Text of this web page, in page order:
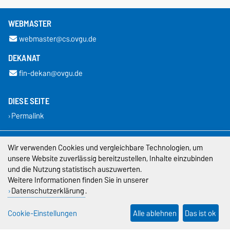
WEBMASTER
webmaster@cs.ovgu.de
DEKANAT
fin-dekan@ovgu.de
DIESE SEITE
Permalink
Impressum
Datenschutz
Barrierefreiheit
Cookie-Einstellungen
Wir verwenden Cookies und vergleichbare Technologien, um
unsere Website zuverlässig bereitzustellen, Inhalte einzubinden
und die Nutzung statistisch auszuwerten.
Weitere Informationen finden Sie in unserer
Datenschutzerklärung.
Cookie-Einstellungen
Alle ablehnen Das ist ok